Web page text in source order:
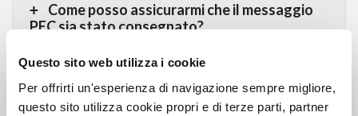
Questo sito web utilizza i cookie
Per offrirti un'esperienza di navigazione sempre migliore,
questo sito utilizza cookie propri e di terze parti, partner
Come posso assicurarmi che il messaggio
PEC sia stato consegnato?
quando ricevo una PEC?